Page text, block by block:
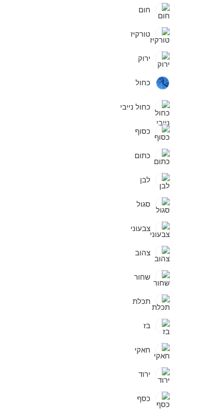
חום
טורקיז
ירוק
כחול
כחול נייבי
כסוף
כתום
לבן
סגול
צבעוני
צהוב
שחור
תכלת
בז
חאקי
ירוד
כסף